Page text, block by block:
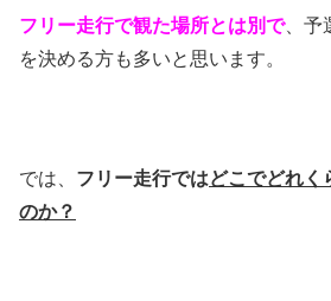
フリー走行で観た場所とは別で、予
を決める方も多いと思います。
では、 フリー走行ではどこでどれく
のか？